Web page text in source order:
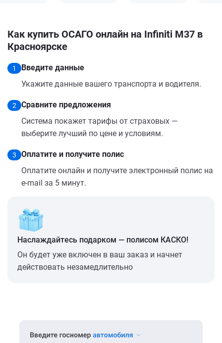
Как купить ОСАГО онлайн на Infiniti M37 в
Красноярске
1
Введите данные
Укажите данные вашего транспорта и водителя.
2
Сравните предложения
Система покажет тарифы от страховых —
выберите лучший по цене и условиям.
3
Оплатите и получите полис
Оплатите онлайн и получите электронный полис на
e-mail за 5 минут.
Наслаждайтесь подарком — полисом КАСКО!
Он будет уже включен в ваш заказ и начнет
действовать незамедлительно